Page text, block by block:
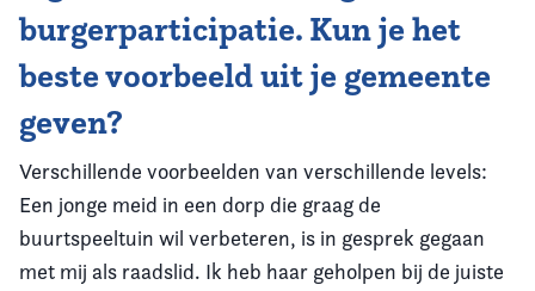
burgerparticipatie. Kun je het
beste voorbeeld uit je gemeente
geven?
Verschillende voorbeelden van verschillende levels:
Een jonge meid in een dorp die graag de
buurtspeeltuin wil verbeteren, is in gesprek gegaan
met mij als raadslid. Ik heb haar geholpen bij de juiste